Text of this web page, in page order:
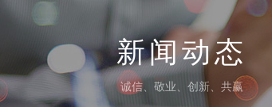
新闻动态
诚信、敬业、创新、共赢